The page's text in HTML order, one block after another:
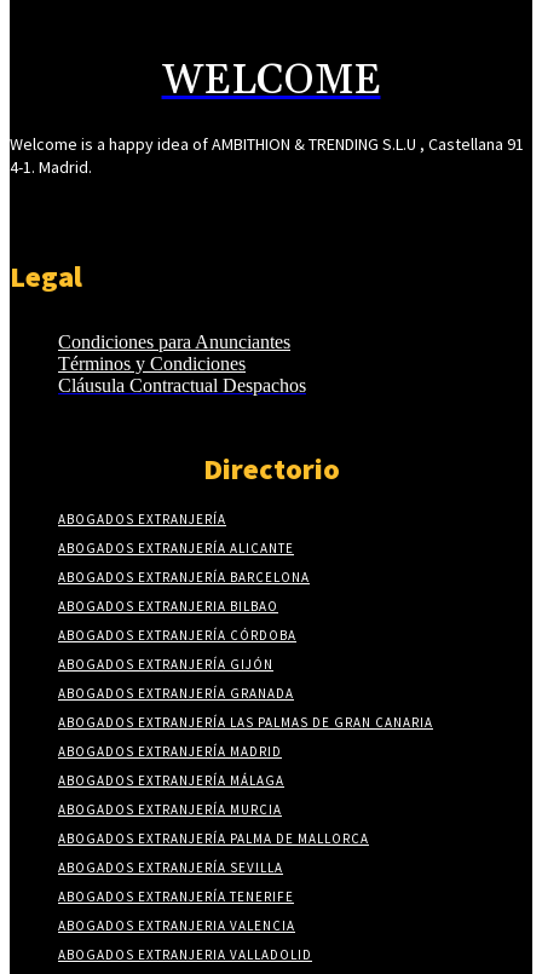
WELCOME
Welcome is a happy idea of AMBITHION & TRENDING S.L.U , Castellana 91
4-1. Madrid.
Legal
Condiciones para Anunciantes
Términos y Condiciones
Cláusula Contractual Despachos
Directorio
ABOGADOS EXTRANJERÍA
ABOGADOS EXTRANJERÍA ALICANTE
ABOGADOS EXTRANJERÍA BARCELONA
ABOGADOS EXTRANJERIA BILBAO
ABOGADOS EXTRANJERÍA CÓRDOBA
ABOGADOS EXTRANJERÍA GIJÓN
ABOGADOS EXTRANJERÍA GRANADA
ABOGADOS EXTRANJERÍA LAS PALMAS DE GRAN CANARIA
ABOGADOS EXTRANJERÍA MADRID
ABOGADOS EXTRANJERÍA MÁLAGA
ABOGADOS EXTRANJERÍA MURCIA
ABOGADOS EXTRANJERÍA PALMA DE MALLORCA
ABOGADOS EXTRANJERÍA SEVILLA
ABOGADOS EXTRANJERÍA TENERIFE
ABOGADOS EXTRANJERIA VALENCIA
ABOGADOS EXTRANJERIA VALLADOLID